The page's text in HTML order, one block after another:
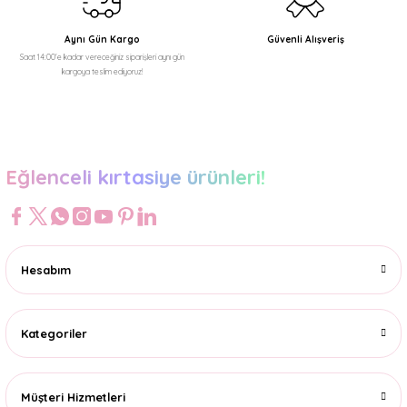
Aynı Gün Kargo
Saat 14:00'e kadar vereceğiniz siparişleri aynı gün
kargoya teslim ediyoruz!
Güvenli Alışveriş
Eğlenceli kırtasiye ürünleri!
Hesabım
Kategoriler
Müşteri Hizmetleri